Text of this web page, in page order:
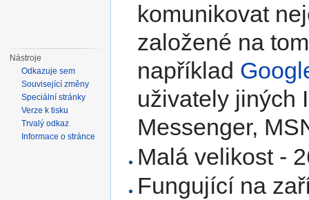
komunikovat
založené na
například
uživately jiných
Messenger,
Malá velikost -
Fungující na
Nástroje
Odkazuje sem
Související změny
Speciální stránky
Verze k tisku
Trvalý odkaz
Informace o stránce